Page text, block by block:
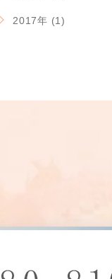
2017年 (1)